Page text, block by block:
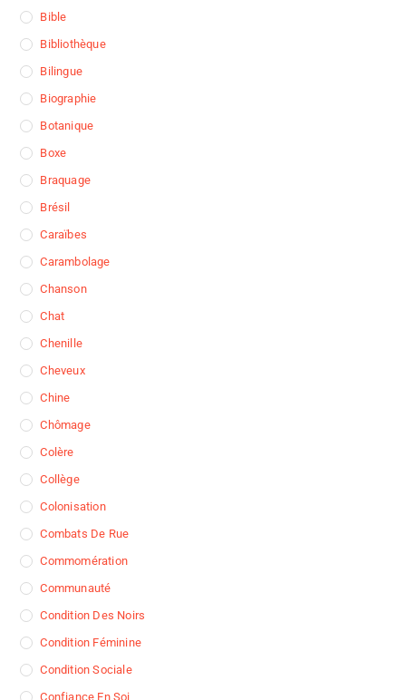
Bible
Bibliothèque
Bilingue
Biographie
Botanique
Boxe
Braquage
Brésil
Caraïbes
Carambolage
Chanson
Chat
Chenille
Cheveux
Chine
Chômage
Colère
Collège
Colonisation
Combats De Rue
Commomération
Communauté
Condition Des Noirs
Condition Féminine
Condition Sociale
Confiance En Soi